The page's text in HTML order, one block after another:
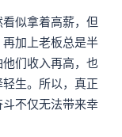
似拿着高薪，但
加上老板总是半
们收入再高，也
生。所以，真正
不仅无法带来幸